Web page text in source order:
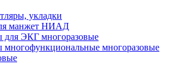
укладки
манжет НИАД
для ЭКГ многоразовые
многофункциональные многоразовые